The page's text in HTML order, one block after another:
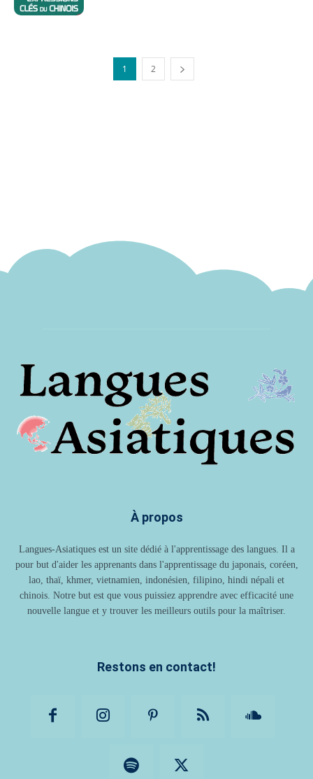
1 2
À propos
Langues-Asiatiques est un site dédié à l'apprentissage des langues. Il a
pour but d'aider les apprenants dans l'apprentissage du japonais, coréen,
lao, thaï, khmer, vietnamien, indonésien, filipino, hindi népali et
chinois. Notre but est que vous puissiez apprendre avec efficacité une
nouvelle langue et y trouver les meilleurs outils pour la maîtriser.
Restons en contact!